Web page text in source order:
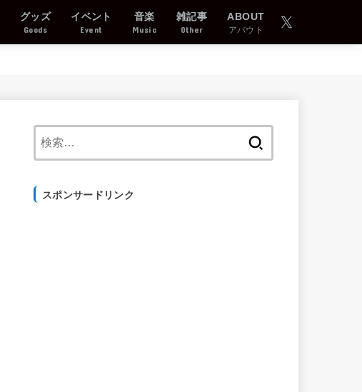
グッズ
Goods
イベント
Event
音楽
Music
雑記事
Other
ABOUT
アバウト
スポンサードリンク